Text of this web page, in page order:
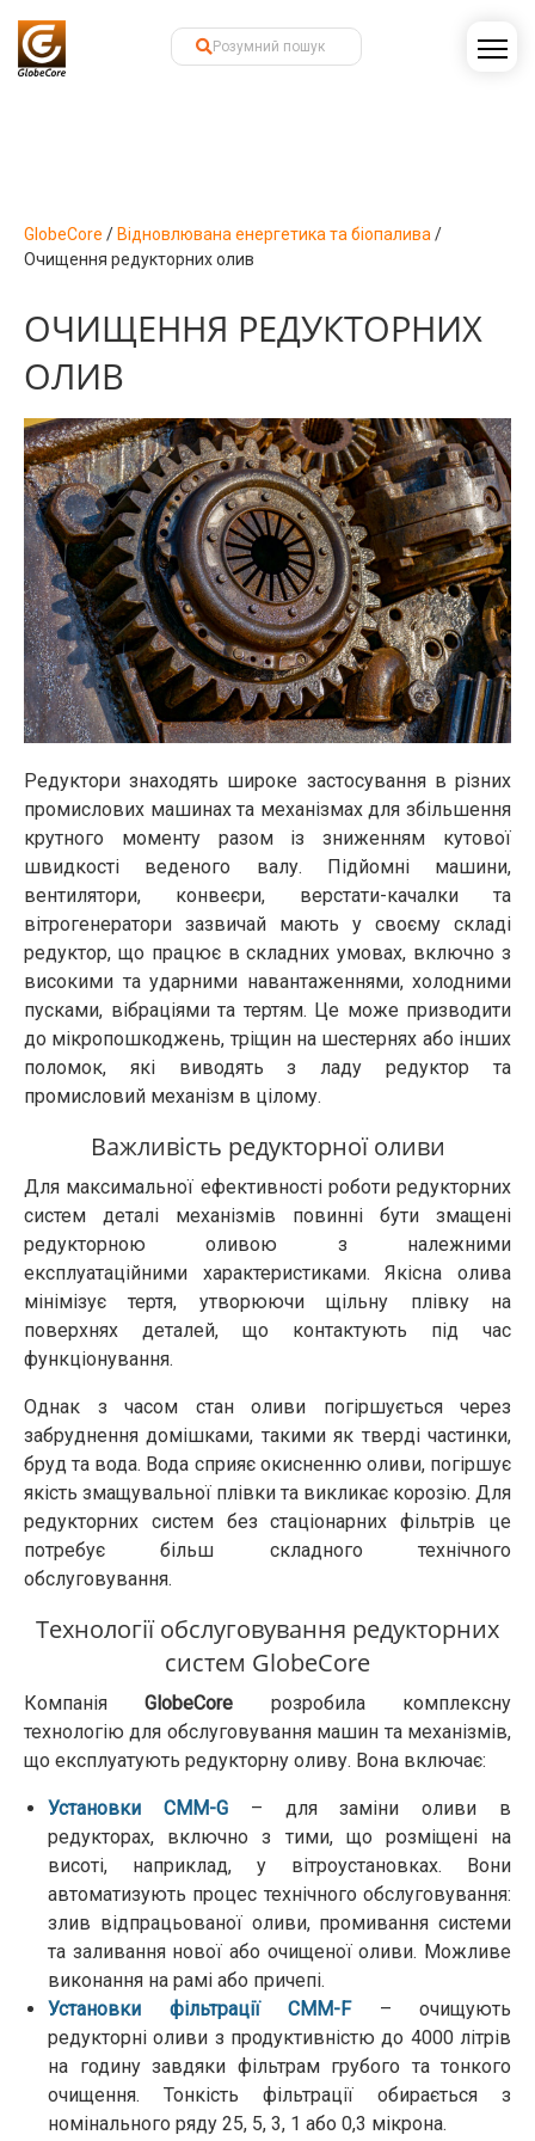
GlobeCore / Відновлювана енергетика та біопалива /
Очищення редукторних олив
ОЧИЩЕННЯ РЕДУКТОРНИХ
ОЛИВ
Редуктори знаходять широке застосування в різних
промислових машинах та механізмах для збільшення
крутного моменту разом із зниженням кутової
швидкості веденого валу. Підйомні машини,
вентилятори, конвеєри, верстати-качалки та
вітрогенератори зазвичай мають у своєму складі
редуктор, що працює в складних умовах, включно з
високими та ударними навантаженнями, холодними
пусками, вібраціями та тертям. Це може призводити
до мікропошкоджень, тріщин на шестернях або інших
поломок, які виводять з ладу редуктор та
промисловий механізм в цілому.
Важливість редукторної оливи
Для максимальної ефективності роботи редукторних
систем деталі механізмів повинні бути змащені
редукторною оливою з належними
експлуатаційними характеристиками. Якісна олива
мінімізує тертя, утворюючи щільну плівку на
поверхнях деталей, що контактують під час
функціонування.
Однак з часом стан оливи погіршується через
забруднення домішками, такими як тверді частинки,
бруд та вода. Вода сприяє окисненню оливи, погіршує
якість змащувальної плівки та викликає корозію. Для
редукторних систем без стаціонарних фільтрів це
потребує більш складного технічного
обслуговування.
Технології обслуговування редукторних
систем GlobeCore
КомпаніяGlobeCore розробила комплексну
технологію для обслуговування машин та механізмів,
що експлуатують редукторну оливу. Вона включає:
Установки CMM-G– для заміни оливи в
редукторах, включно з тими, що розміщені на
висоті, наприклад, у вітроустановках. Вони
автоматизують процес технічного обслуговування:
злив відпрацьованої оливи, промивання системи
та заливання нової або очищеної оливи. Можливе
виконання на рамі або причепі.
Установки фільтрації CMM-F– очищують
редукторні оливи з продуктивністю до 4000 літрів
на годину завдяки фільтрам грубого та тонкого
очищення. Тонкість фільтрації обирається з
номінального ряду 25, 5, 3, 1 або 0,3 мікрона.